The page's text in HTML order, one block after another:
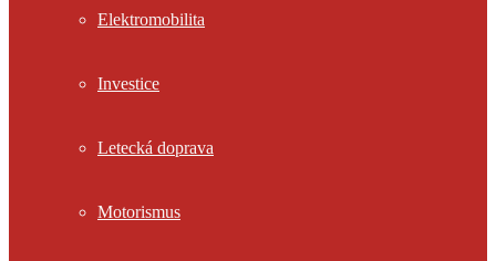
Elektromobilita
Investice
Letecká doprava
Motorismus